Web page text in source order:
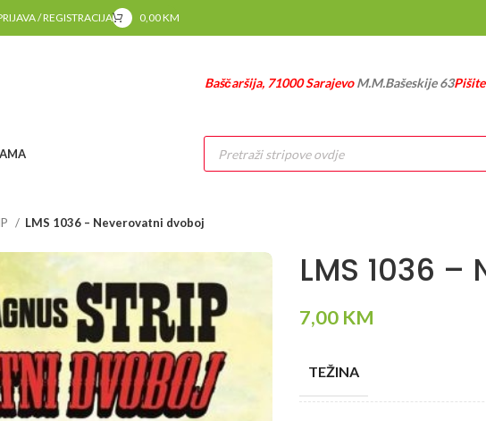
/ REGISTRACIJA 0,00KM
Baščaršija, 71000 SarajevoM.M.Bašeskije 63
Products
search
LMS 1036 – Neverovatni dvoboj
LMS 1036
7,00 KM
TEŽINA